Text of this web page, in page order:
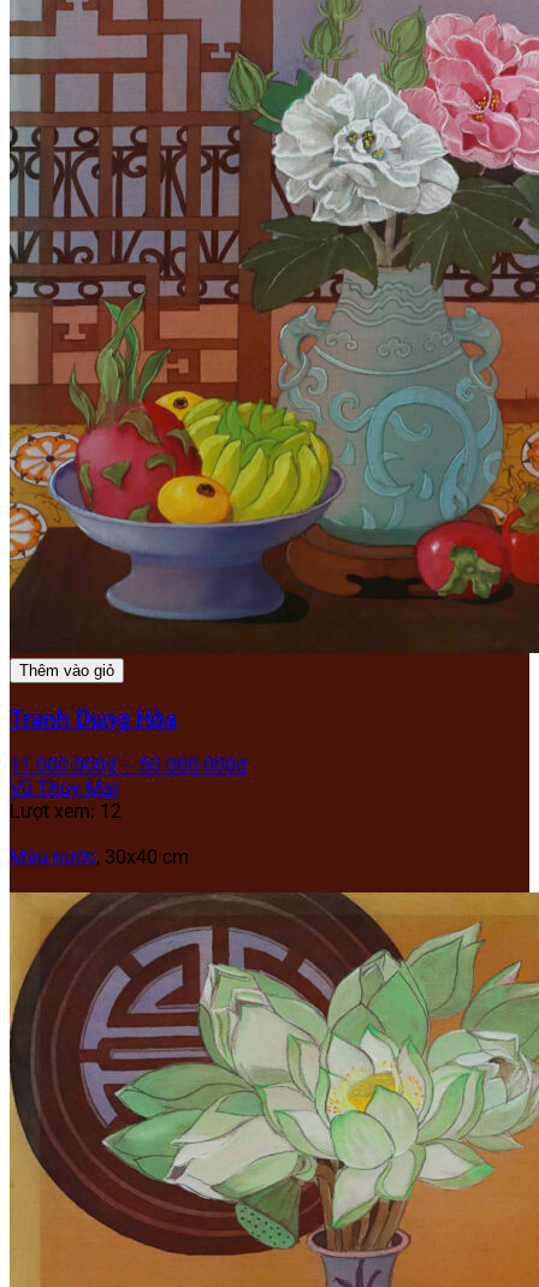
Thêm vào giỏ
Tranh Dung Hòa
11.000.000₫ – 50.000.000₫
Vũ Thùy Mai
Lượt xem: 12
Màu nước, 30x40 cm